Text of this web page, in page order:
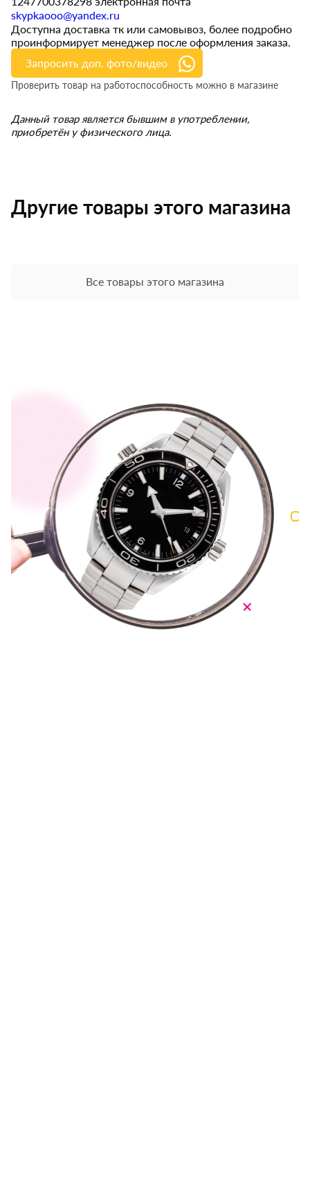
skypkaooo@yandex.ru
Доступна доставка тк или самовывоз, более подробно
проинформирует менеджер после оформления заказа.
Запросить доп. фото/видео
Проверить товар на работоспособность можно в магазине
Данный товар является бывшим в употреблении,
приобретён у физического лица.
Другие товары этого магазина
Все товары этого магазина